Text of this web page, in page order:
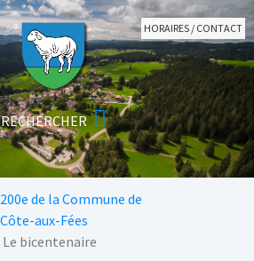
HORAIRES / CONTACT
de la Commune de
aux-Fées
Le bicentenaire